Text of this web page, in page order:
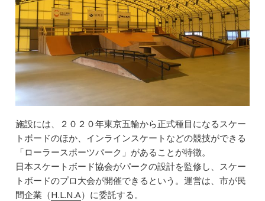
施設には、２０２０年東京五輪から正式種目になるスケー
トボードのほか、インラインスケートなどの競技ができる
「ローラースポーツパーク」があることが特徴。
日本スケートボード協会がパークの設計を監修し、スケー
トボードのプロ大会が開催できるという。運営は、市が民
間企業（H.L.N.A）に委託する。